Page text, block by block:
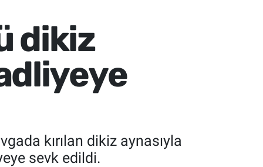
dikiz
kırılan dikiz aynasıyla
sevk edildi.